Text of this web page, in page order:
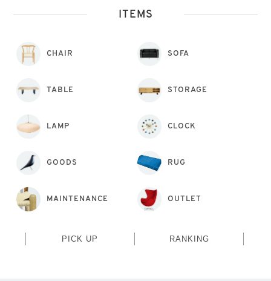
ITEMS
CHAIR SOFA
TABLE STORAGE
LAMP CLOCK
GOODS RUG
MAINTENANCE OUTLET
PICK UP RANKING